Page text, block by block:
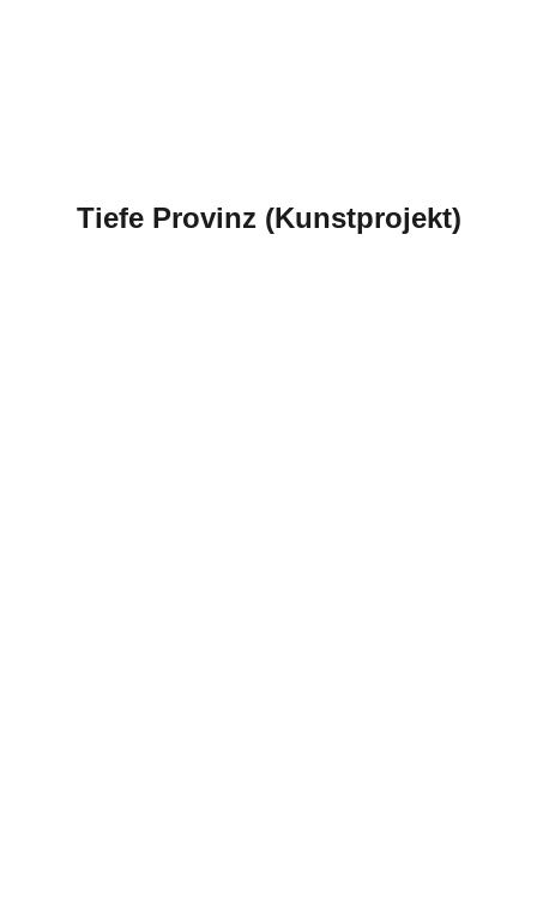
Tiefe Provinz (Kunstprojekt)